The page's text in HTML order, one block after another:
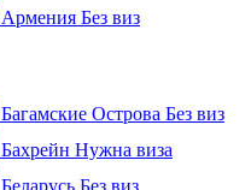
Армения Без виз
Багамские Острова Без виз
Бахрейн Нужна виза
Беларусь Без виз